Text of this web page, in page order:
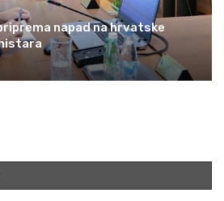
napad na hrvatske